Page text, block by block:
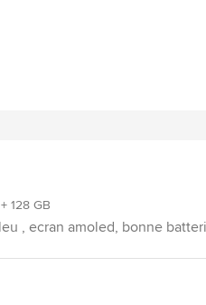
128 GB
, ecran amoled, bonne